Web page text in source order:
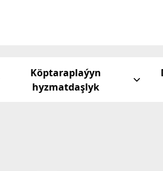
Köptaraplaýyn
hyzmatdaşlyk